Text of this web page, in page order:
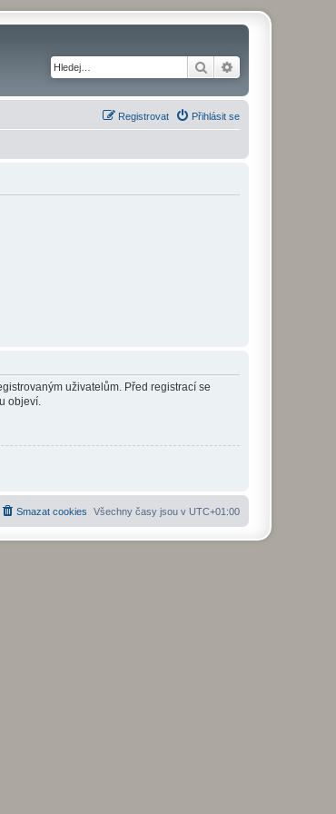
Hledat
Přihlásit se
Registrovat
uživatelům. Před registrací se
objeví.
Všechny časy jsou v UTC+01:00
Smazat cookies